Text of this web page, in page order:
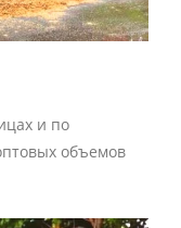
и по
объемов